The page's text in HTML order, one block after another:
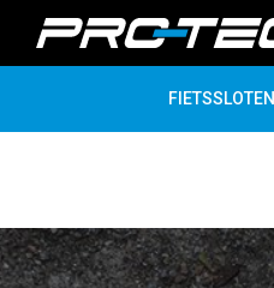
FIETSSLOTEN